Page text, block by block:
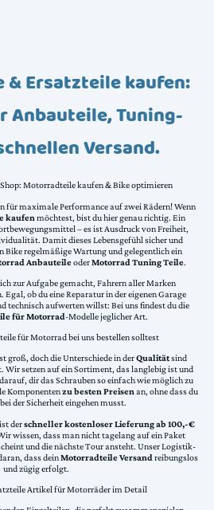
Ersatzteile kaufen:
Anbauteile, Tuning-
Versand.
Motorradteile kaufen & Bike optimieren
für maximale Performance auf zwei Rädern! Wenn
kaufen möchtest, bist du hier genau richtig. Ein
– es ist Ausdruck von Freiheit,
Damit dieses Lebensgefühl sicher und
regelmäßige Wartung und gelegentlich ein
AnbauteileoderMotorrad Tuning Teile.
zur Aufgabe gemacht, Fahrern aller Marken
Egal, ob du eine Reparatur in der eigenen Garage
technisch aufwerten willst: Bei uns findest du die
für Motorrad-Modelle jeglicher Art.
für Motorrad bei uns bestellen solltest
groß, doch die Unterschiede in derQualitätsind
Wir setzen auf ein Sortiment, das langlebig ist und
dir das Schrauben so einfach wie möglich zu
Komponentenzu besten Preisenan, ohne dass du
der Sicherheit eingehen musst.
derschneller kostenloser Lieferung ab 100,-€
wissen, dass man nicht tagelang auf ein Paket
und die nächste Tour ansteht. Unser Logistik-
dass deinMotorradteile Versand reibungslos
und zügig erfolgt.
Artikel für Motorräder im Detail